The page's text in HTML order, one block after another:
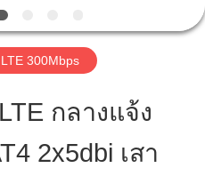
300Mbps
กลางแจ้ง
2x5dbi เสา